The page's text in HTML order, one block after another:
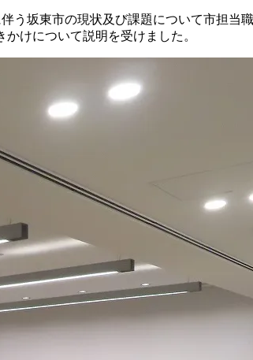
う坂東市の現状及び課題について市担当
けについて説明を受けました。